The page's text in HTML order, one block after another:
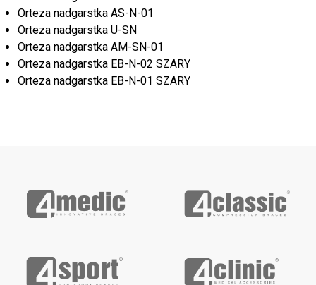
Orteza nadgarstka AS-N-01
Orteza nadgarstka U-SN
Orteza nadgarstka AM-SN-01
Orteza nadgarstka EB-N-02 SZARY
Orteza nadgarstka EB-N-01 SZARY